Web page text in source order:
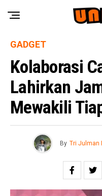
GADGET
Kolaborasi
Lahirkan
Mewakili
By Tri Julman